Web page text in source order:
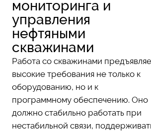
мониторинга и
управления
нефтяными
скважинами
Работа со скважинами
высокие требования не только к
оборудованию, но и к
программному обеспечению. Оно
должно стабильно работать при
нестабильной связи,